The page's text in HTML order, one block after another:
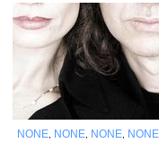
NONE NONE NONE NONE